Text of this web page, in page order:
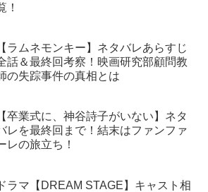
！
【ラムネモンキー】ネタバレあらすじ
話＆最終回考察！映画研究部顧問教
の失踪事件の真相とは
【卒業式に、神谷詩子がいない】ネタ
レを最終回まで！結末はファンファ
レの旅立ち！
ドラマ【DREAM STAGE】キャスト相